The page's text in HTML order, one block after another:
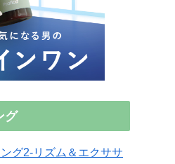
グ
グ2-リズム＆エクササ